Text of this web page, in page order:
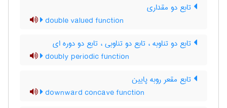
تابع دو مقداری
double valued function
تابع دو تناوبه ، تابع دو تناوبی ، تابع دو دوره ای
doubly periodic function
تابع مقعر روبه پایین
downward concave function